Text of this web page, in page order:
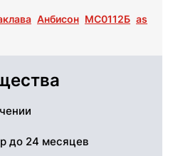
Анбисон МС0112Б as
до 24 месяцев